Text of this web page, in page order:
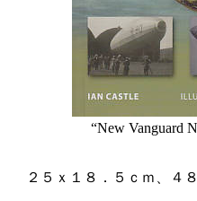
“New Vanguard
２５ｘ１８．５ｃｍ、４